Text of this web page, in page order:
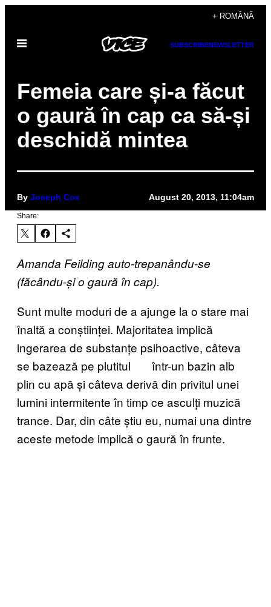
content
+ ROMÂNĂ
Open
SUBSCRIBENEWSLETTER
Femeia care și-a făcut
o gaură în cap ca să-și
deschidă mintea
By Joseph Cox August 20, 2013, 11:04am
Share:
Amanda Feilding auto-trepanându-se
(făcându-și o gaură în cap).
Sunt multe moduri de a ajunge la o stare mai
înaltă a conștiinței. Majoritatea implică
ingerarea de substanțe psihoactive, câteva
se bazează pe plutitul într-un bazin alb
plin cu apă și câteva derivă din privitul unei
lumini intermitente în timp ce asculți muzică
trance. Dar, din câte știu eu, numai una dintre
aceste metode implică o gaură în frunte.